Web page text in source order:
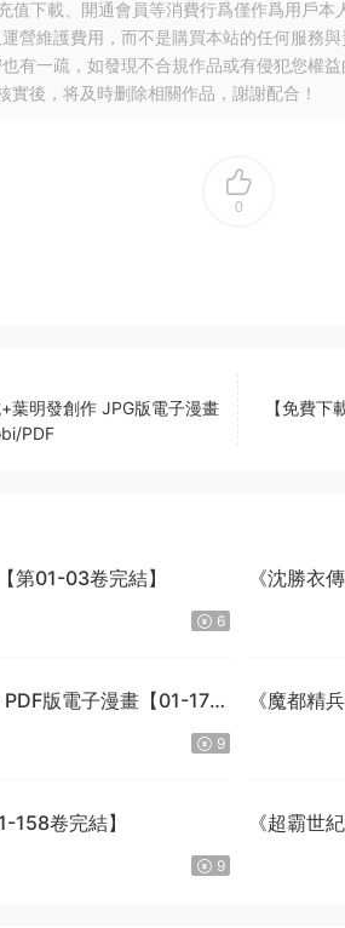
下載、開通會員等消費行爲僅作爲用戶本
營維護費用，而不是購買本站的任何服務
有一疏，如發現不合規作品或有侵犯您權
實後，将及時删除相關作品，謝謝配合！
0
葉明發創作 JPG版電子漫畫
PDF
【免費
第01-03卷完結】
6
《沈勝衣
版電子漫畫【01-170
9
《魔都精
158卷完結】
9
《超霸世